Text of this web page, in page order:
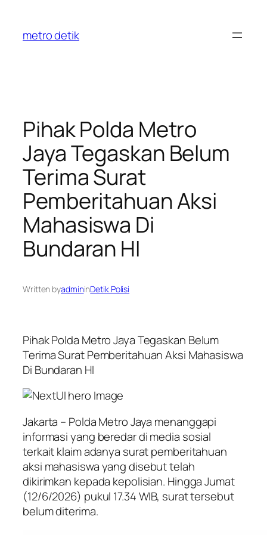
content
metro detik
Pihak Polda Metro
Jaya Tegaskan Belum
Terima Surat
Pemberitahuan Aksi
Mahasiswa Di
Bundaran HI
Written byadmininDetik Polisi
Pihak Polda Metro Jaya Tegaskan Belum
Terima Surat Pemberitahuan Aksi Mahasiswa
Di Bundaran HI
Jakarta – Polda Metro Jaya menanggapi
informasi yang beredar di media sosial
terkait klaim adanya surat pemberitahuan
aksi mahasiswa yang disebut telah
dikirimkan kepada kepolisian. Hingga Jumat
(12/6/2026) pukul 17.34 WIB, surat tersebut
belum diterima.